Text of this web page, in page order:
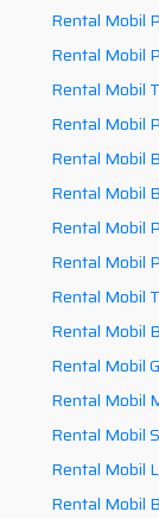
Rental Mobil
Rental Mobil
Rental Mobil
Rental Mobil
Rental Mobil
Rental Mobil
Rental Mobil
Rental Mobil
Rental Mobil
Rental Mobil
Rental Mobil
Rental Mobil
Rental Mobil
Rental Mobil
Rental Mobil